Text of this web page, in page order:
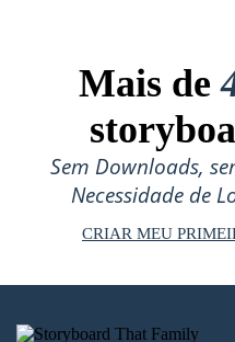
Mais de
Sem Downloads,
Necessidade de
CRIAR MEU